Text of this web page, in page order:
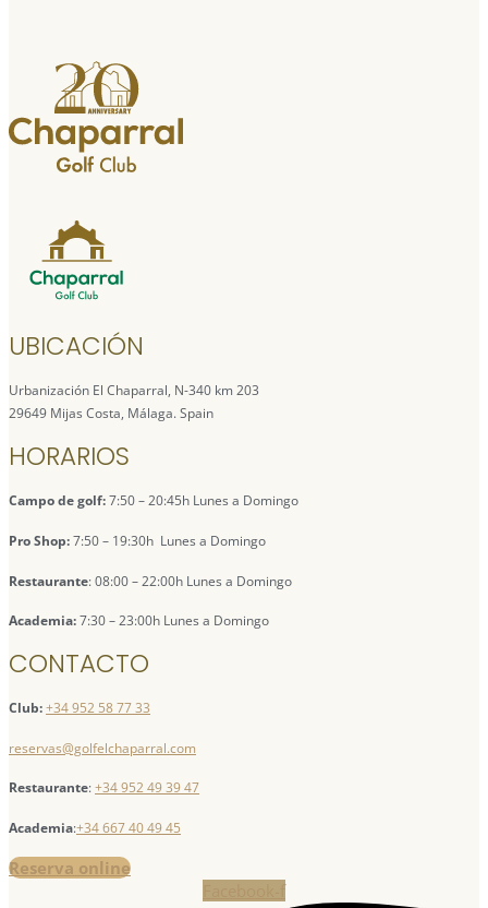
UBICACIÓN
Urbanización El Chaparral, N-340 km 203
29649 Mijas Costa, Málaga. Spain
HORARIOS
Campo de golf:7:50 – 20:45h Lunes a Domingo
Pro Shop:7:50 – 19:30h Lunes a Domingo
Restaurante: 08:00 – 22:00h Lunes a Domingo
Academia:7:30 – 23:00h Lunes a Domingo
CONTACTO
Club:+34 952 58 77 33
reservas@golfelchaparral.com
Restaurante:+34 952 49 39 47
Academia:+34 667 40 49 45
Reserva online